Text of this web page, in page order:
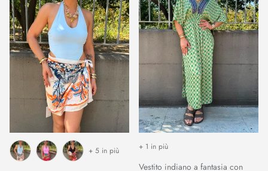
+ 5 in più
Vestito indiano a fantasia con
+ 1 in più